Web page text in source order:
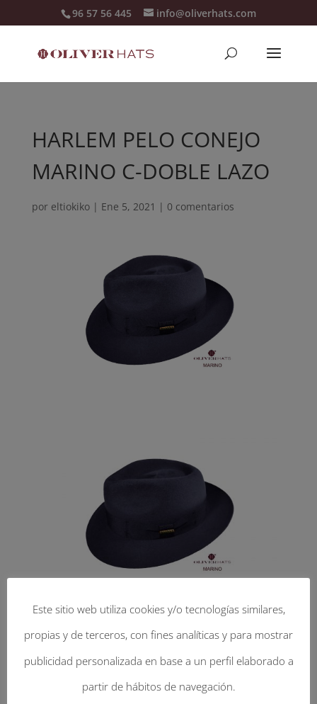
96 57 56 445 info@oliverhats.com
HARLEM PELO CONEJO
MARINO C-DOBLE LAZO
por eltiokiko| Ene 5, 2021 | 0 comentarios
Enviar Un Comentario
Este sitio web utiliza cookies y/o tecnologías similares,
propias y de terceros, con fines analíticas y para mostrar
publicidad personalizada en base a un perfil elaborado a
partir de hábitos de navegación.